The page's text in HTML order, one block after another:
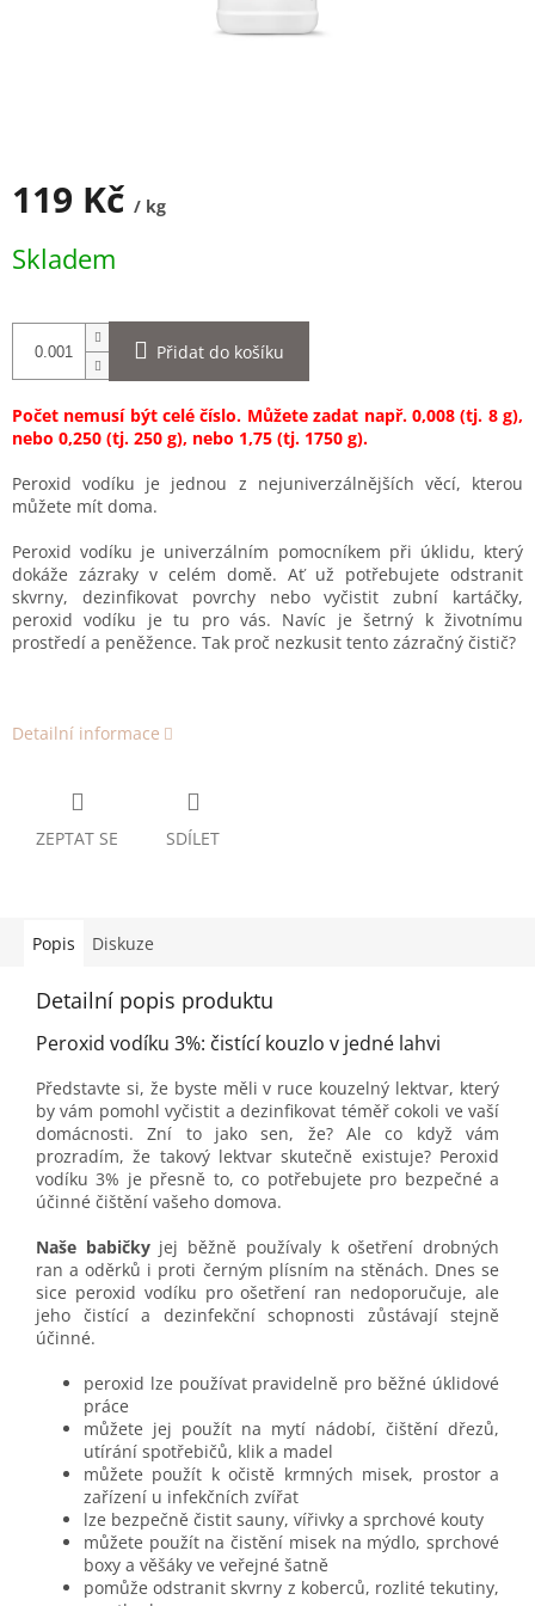
119 Kč / kg
cena:
Skladem
Přidat do košíku
Počet nemusí být celé číslo. Můžete zadat např. 0,008 (tj. 8 g),
nebo 0,250 (tj. 250 g), nebo 1,75 (tj. 1750 g).
Peroxid vodíku je jednou z nejuniverzálnějších věcí, kterou
můžete mít doma.
Peroxid vodíku je univerzálním pomocníkem při úklidu, který
dokáže zázraky v celém domě. Ať už potřebujete odstranit
skvrny, dezinfikovat povrchy nebo vyčistit zubní kartáčky,
peroxid vodíku je tu pro vás. Navíc je šetrný k životnímu
prostředí a peněžence. Tak proč nezkusit tento zázračný čistič?
Detailní informace
ZEPTAT SE SDÍLET
Popis Diskuze
Detailní popis produktu
Peroxid vodíku 3%: čistící kouzlo v jedné lahvi
Představte si, že byste měli v ruce kouzelný lektvar, který
by vám pomohl vyčistit a dezinfikovat téměř cokoli ve vaší
domácnosti. Zní to jako sen, že? Ale co když vám
prozradím, že takový lektvar skutečně existuje? Peroxid
vodíku 3% je přesně to, co potřebujete pro bezpečné a
účinné čištění vašeho domova.
Naše babičkyjej běžně používaly k ošetření drobných
ran a oděrků i proti černým plísním na stěnách. Dnes se
sice peroxid vodíku pro ošetření ran nedoporučuje, ale
jeho čistící a dezinfekční schopnosti zůstávají stejně
účinné.
peroxid lze používat pravidelně pro běžné úklidové
práce
můžete jej použít na mytí nádobí, čištění dřezů,
utírání spotřebičů, klik a madel
můžete použít k očistě krmných misek, prostor a
zařízení u infekčních zvířat
lze bezpečně čistit sauny, vířivky a sprchové kouty
můžete použít na čistění misek na mýdlo, sprchové
boxy a věšáky ve veřejné šatně
pomůže odstranit skvrny z koberců, rozlité tekutiny,